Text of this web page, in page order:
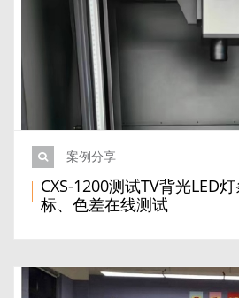
案例分享
CXS-1200测试TV背光LED
标、色差在线测试